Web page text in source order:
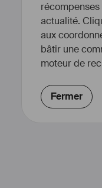
actualité.
aux
bâtir une
moteur de
Fermer